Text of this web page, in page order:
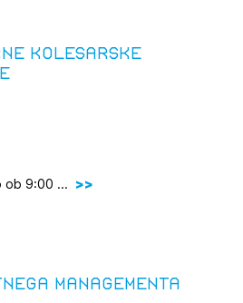
kolesarske
ob 9:00 ...
managementa